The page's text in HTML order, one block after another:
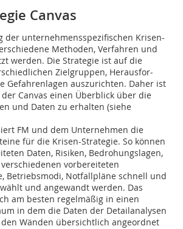
Canvas
der unternehmensspezifischen Krisen-
Methoden, Verfahren und
werden. Die Stra­te­gie ist auf die
Zielgruppen, Herausfor­
Gefahrenlagen auszurichten. Daher ist
Canvas einen Überblick über die
und Daten zu erhalten (siehe
FM und dem Unternehmen die
für die Krisen-Strategie. So können
Daten, Risiken, Bedrohungslagen,
vorbereiteten
Betriebsmodi, Notfallpläne schnell und
und angewandt werden. Das
am besten regelmäßig in einen
in dem die Daten der Detailanalysen
Wänden übersichtlich angeordnet